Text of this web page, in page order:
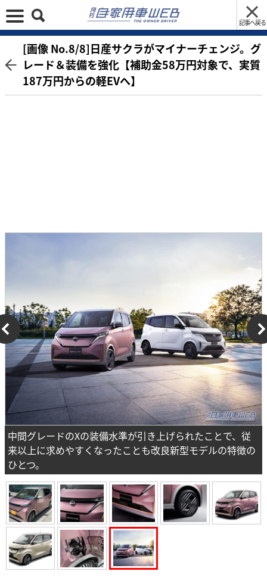
記事へ戻る
[画像 No.8/8]日産サクラがマイナーチェンジ。グ
レード＆装備を強化【補助金58万円対象で、実質
187万円からの軽EVへ】
中間グレードのXの装備水準が引き上げられたことで、従
来以上に求めやすくなったことも改良新型モデルの特徴の
ひとつ。